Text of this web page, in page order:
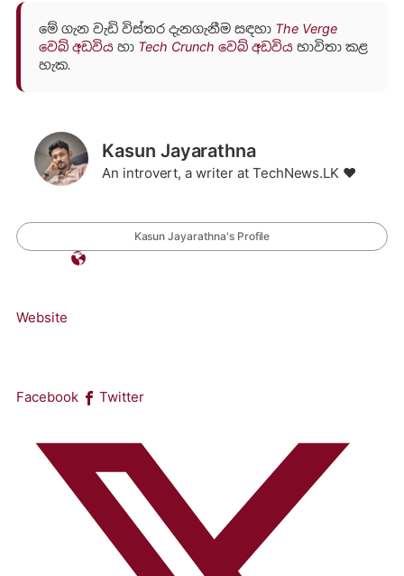
මේ ගැන වැඩි විස්තර දැනගැනීම සඳහා The Verge
වෙබ් අඩවියහා Tech Crunch වෙබ් අඩවියභාවිතා කළ
හැක.
Kasun Jayarathna
An introvert, a writer at TechNews.LK ❤️
Kasun Jayarathna's Profile
Website
Facebook Twitter